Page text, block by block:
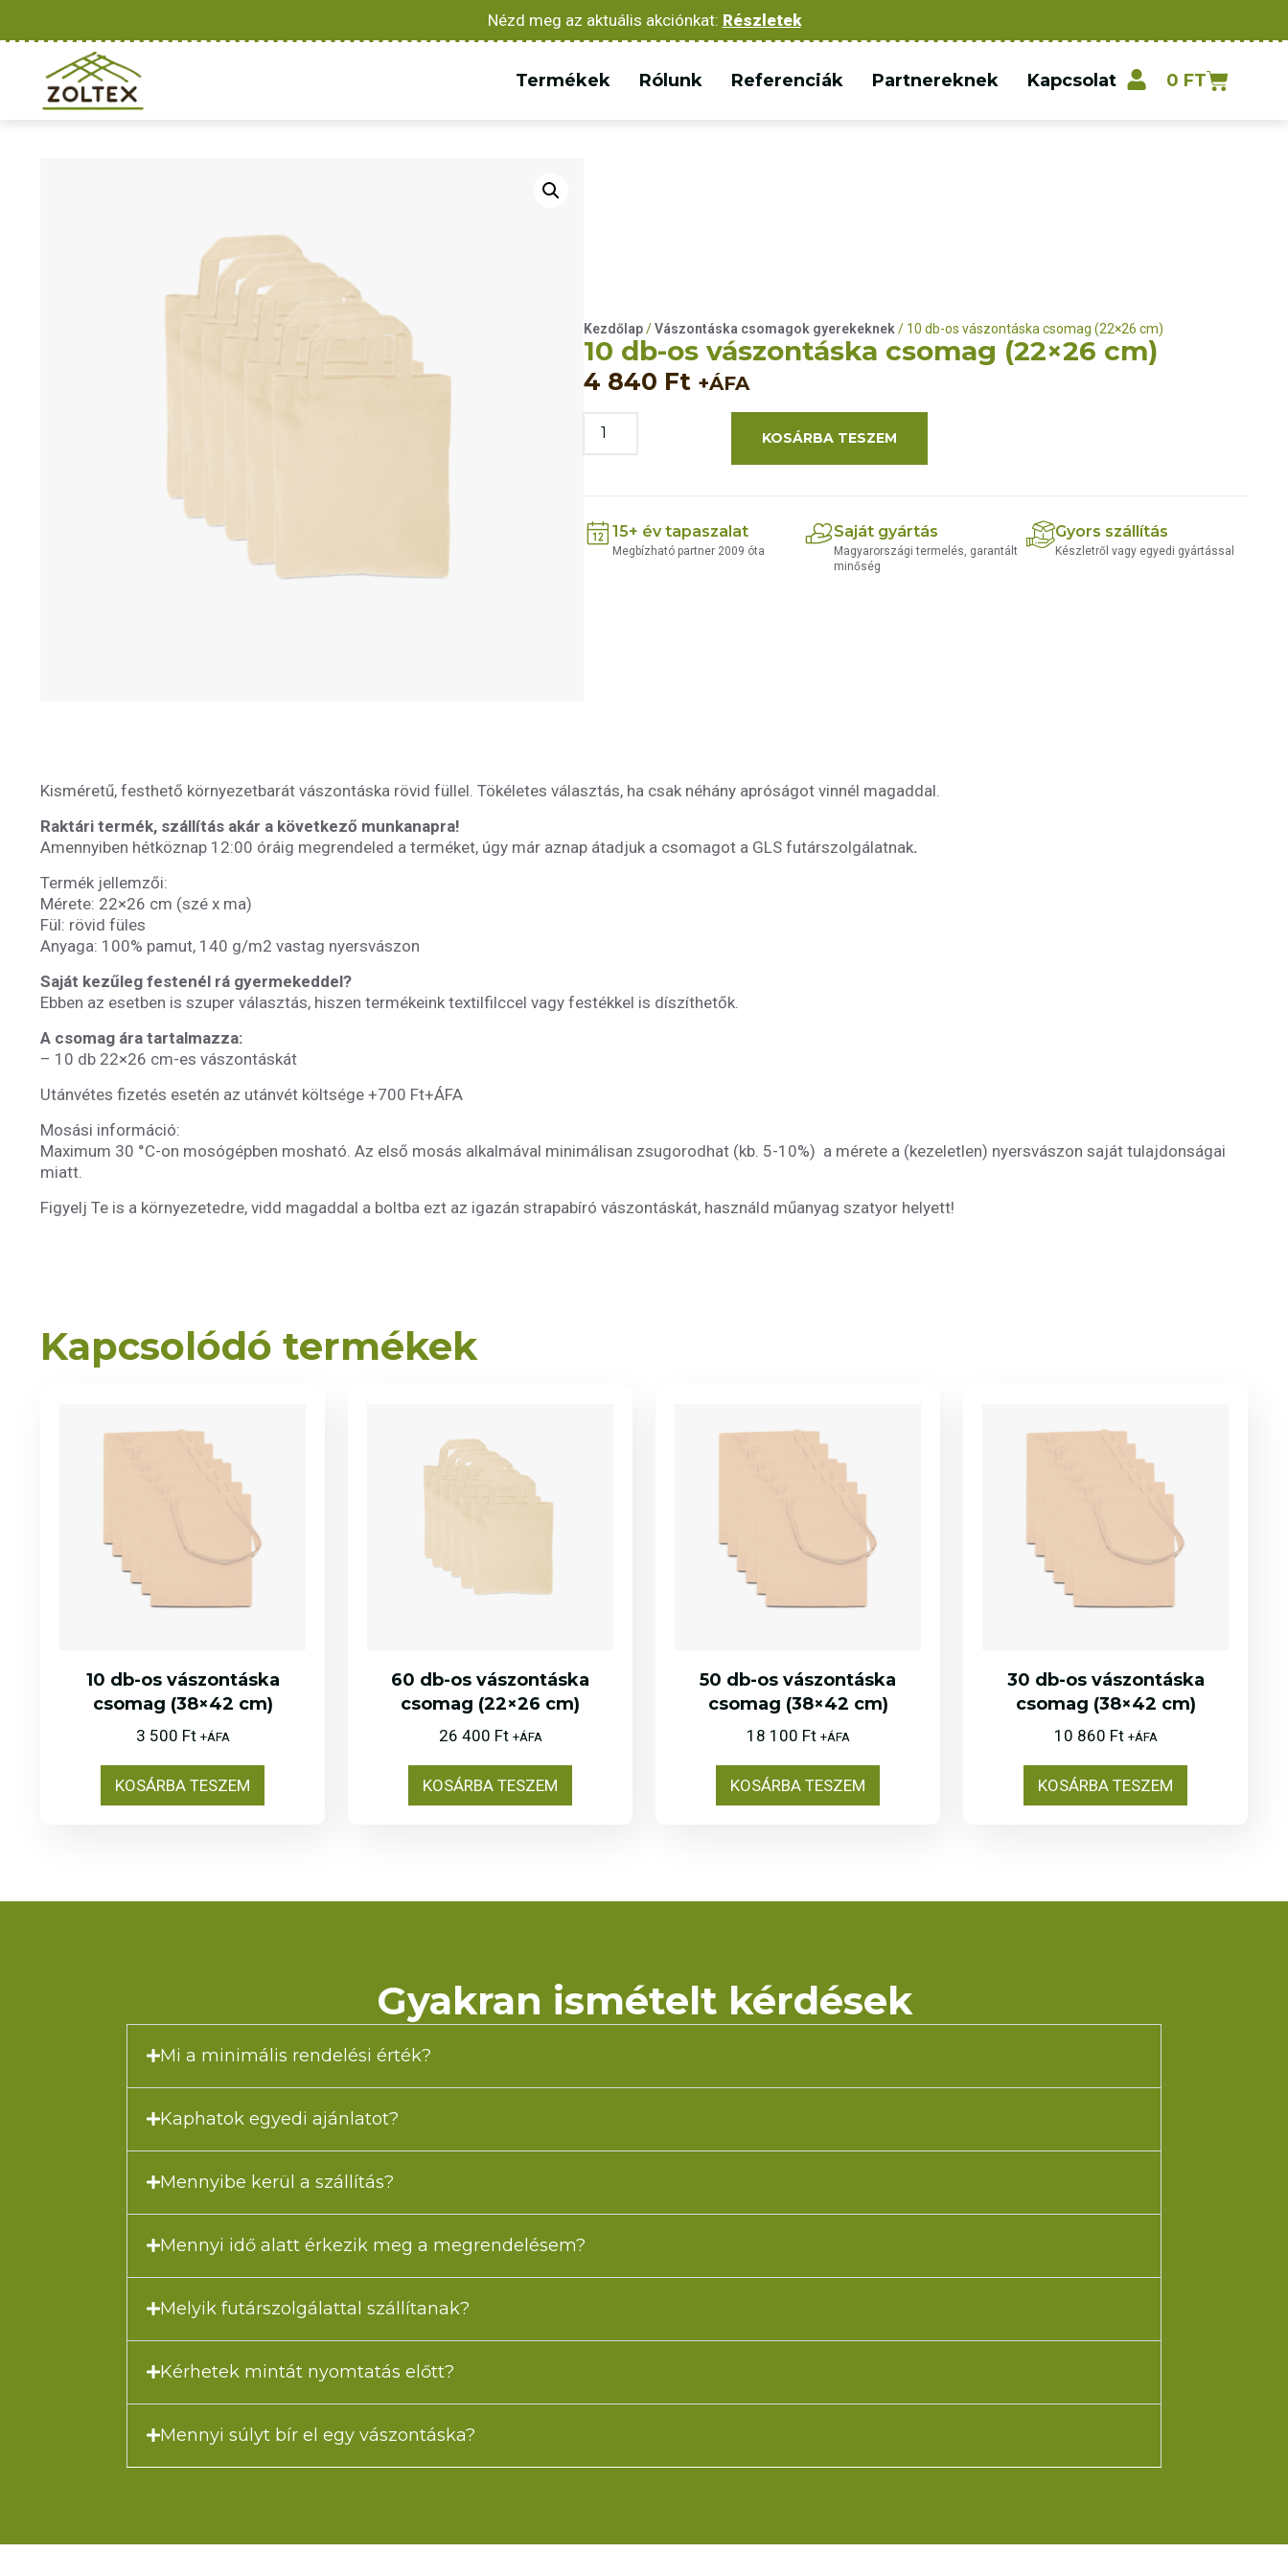
Nézd meg az aktuális akciónkat: Részletek
Termékek Rólunk Referenciák Partnereknek Kapcsolat 0 FT
Kezdőlap/Vászontáska csomagok gyerekeknek / 10 db-os vászontáska csomag (22×26 cm)
10 db-os vászontáska csomag (22×26 cm)
4 840 Ft +ÁFA
KOSÁRBA TESZEM
15+ év tapaszalat
Megbízható partner 2009 óta
Saját gyártás
Magyarországi termelés, garantált
minőség
Gyors szállítás
Készletről vagy egyedi gyártással
Kisméretű, festhető környezetbarát vászontáska rövid füllel. Tökéletes választás, ha csak néhány apróságot vinnél magaddal.
Raktári termék, szállítás akár a következő munkanapra!
Amennyiben hétköznap 12:00 óráig megrendeled a terméket, úgy már aznap átadjuk a csomagot a GLS futárszolgálatnak.
Termék jellemzői:
Mérete: 22×26 cm (szé x ma)
Fül: rövid füles
Anyaga: 100% pamut, 140 g/m2 vastag nyersvászon
Saját kezűleg festenél rá gyermekeddel?
Ebben az esetben is szuper választás, hiszen termékeink textilfilccel vagy festékkel is díszíthetők.
A csomag ára tartalmazza:
– 10 db 22×26 cm-es vászontáskát
Utánvétes fizetés esetén az utánvét költsége +700 Ft+ÁFA
Mosási információ:
Maximum 30 °C-on mosógépben mosható. Az első mosás alkalmával minimálisan zsugorodhat (kb. 5-10%) a mérete a (kezeletlen) nyersvászon saját tulajdonságai
miatt.
Figyelj Te is a környezetedre, vidd magaddal a boltba ezt az igazán strapabíró vászontáskát, használd műanyag szatyor helyett!
Kapcsolódó termékek
10 db-os vászontáska
csomag (38×42 cm)
3 500 Ft +ÁFA
KOSÁRBA TESZEM
60 db-os vászontáska
csomag (22×26 cm)
26 400 Ft +ÁFA
KOSÁRBA TESZEM
50 db-os vászontáska
csomag (38×42 cm)
18 100 Ft +ÁFA
KOSÁRBA TESZEM
30 db-os vászontáska
csomag (38×42 cm)
10 860 Ft +ÁFA
KOSÁRBA TESZEM
Gyakran ismételt kérdések
Mi a minimális rendelési érték?
Kaphatok egyedi ajánlatot?
Mennyibe kerül a szállítás?
Mennyi idő alatt érkezik meg a megrendelésem?
Melyik futárszolgálattal szállítanak?
Kérhetek mintát nyomtatás előtt?
Mennyi súlyt bír el egy vászontáska?